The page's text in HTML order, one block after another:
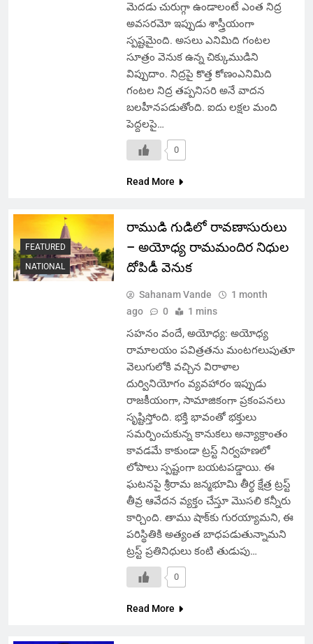
మెదడు చురుగ్గా ఉండాలంటే ఎంత నిద్ర
అవసరమో ఇప్పుడు శాస్త్రీయంగా
స్పష్టమైంది. అసలు ఎనిమిది గంటల
సూత్రం వెనుక ఉన్న చిక్కుముడిని
విప్పుదాం. నిద్రపై కొత్త కోణంఎనిమిది
గంటల నిద్ర తప్పనిసరి అనే వాదన
బలహీనపడుతోంది. ఐదు లక్షల మంది
పెద్దలపై…
0
Read More
FEATURED
NATIONAL
రాముడి గుడిలో రావణాసురులు
– అయోధ్య రామమందిర నిధుల
దోపిడీ వెనుక
Sahanam Vande
1 month
ago
0 1 mins
సహనం వందే, అయోధ్య: అయోధ్య
రామాలయం పవిత్రతను మంటగలుపుతూ
వెలుగులోకి వచ్చిన విరాళాల
దుర్వినియోగం వ్యవహారం ఇప్పుడు
రాజకీయంగా, సామాజికంగా ప్రకంపనలు
సృష్టిస్తోంది. భక్తి భావంతో భక్తులు
సమర్పించుకున్న కానుకలు అన్యాక్రాంతం
కావడమే కాకుండా ట్రస్ట్ నిర్వహణలో
లోపాలు స్పష్టంగా బయటపడ్డాయి. ఈ
ఘటనపై శ్రీరామ జన్మభూమి తీర్థ క్షేత్ర ట్రస్ట్
తీవ్ర ఆవేదన వ్యక్తం చేస్తూ మొసలి కన్నీరు
కార్చింది. తాము షాక్‌కు గురయ్యామని, ఈ
పరిస్థితికి అత్యంత బాధపడుతున్నామని
ట్రస్ట్ ప్రతినిధులు కంటి తుడుపు…
0
Read More